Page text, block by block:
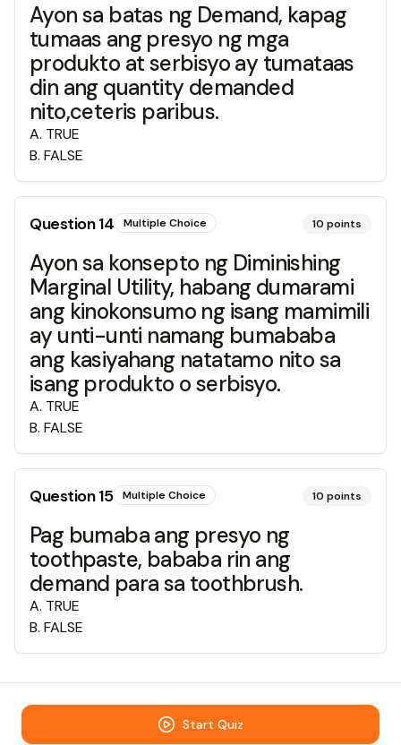
Ayon sa batas ng Demand, kapag
tumaas ang presyo ng mga
produkto at serbisyo ay tumataas
din ang quantity demanded
nito,ceteris paribus.
A. TRUE
B. FALSE
Question14 Multiple Choice 10 points
Ayon sa konsepto ng Diminishing
Marginal Utility, habang dumarami
ang kinokonsumo ng isang mamimili
ay unti-unti namang bumababa
ang kasiyahang natatamo nito sa
isang produkto o serbisyo.
A. TRUE
B. FALSE
Question15 Multiple Choice 10 points
Pag bumaba ang presyo ng
toothpaste, bababa rin ang
demand para sa toothbrush.
A. TRUE
B. FALSE
Start Quiz